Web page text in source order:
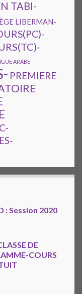
TABI-
LIBERMAN-
ARABE-
PREMIERE
: Session 2020
DE
COURS